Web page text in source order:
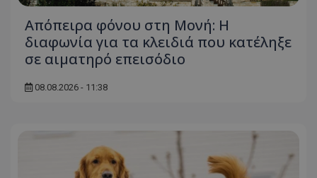
Απόπειρα φόνου στη Μονή: Η
διαφωνία για τα κλειδιά που κατέληξε
σε αιματηρό επεισόδιο
08.08.2026 - 11:38